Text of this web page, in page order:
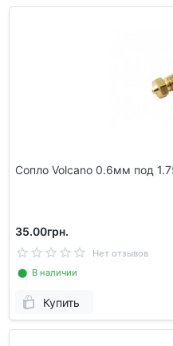
Сопло Volcano 0.6мм под
35.00грн.
Нет отзывов
⬤ В наличии
Купить